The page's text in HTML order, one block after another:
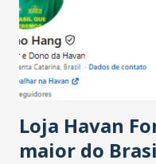
registraram equilíbrio
estabelecimentos no
do observado no mês
novembro. Em relação a
cresceu. De acordo com
Loja Havan
maior do